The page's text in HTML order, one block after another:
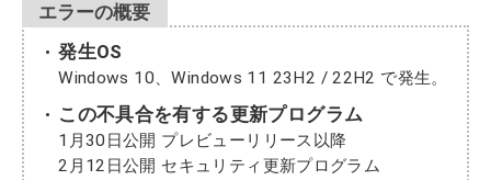
エラーの概要
発生OS
Windows 10、Windows 11 23H2 / 22H2 で発生。
この不具合を有する更新プログラム
1月30日公開 プレビューリリース以降
2月12日公開 セキュリティ更新プログラム